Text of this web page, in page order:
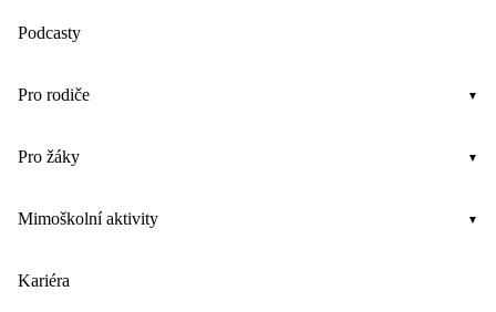
Podcasty
Pro rodiče
Pro žáky
Mimoškolní aktivity
Kariéra